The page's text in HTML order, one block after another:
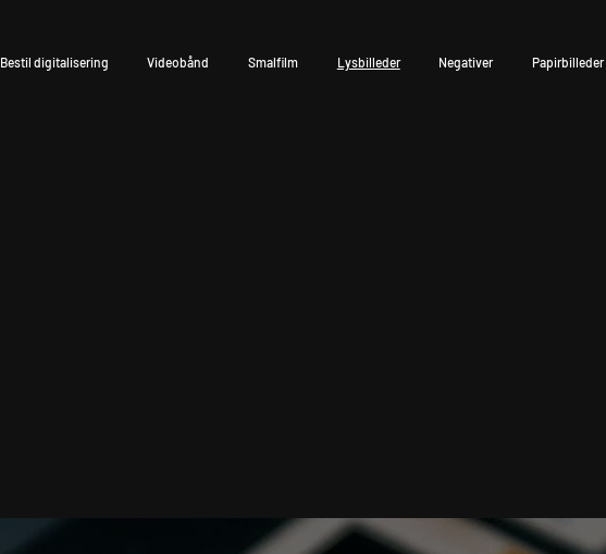
Bestil digitalisering Videobånd Smalfilm Lysbilleder Negativer Papirbilleder